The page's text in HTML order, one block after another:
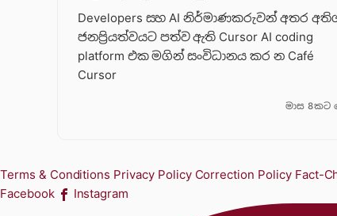
Developers සහ AI නිර්මාණකරුවන් අතර
ජනප්‍රියත්වයට පත්ව ඇති Cursor AI coding
platform එක මගින් සංවිධානය කර න Café
Cursor
මාස 8කට
Terms & Conditions Privacy Policy Correction Policy Fact-
Facebook
Instagram